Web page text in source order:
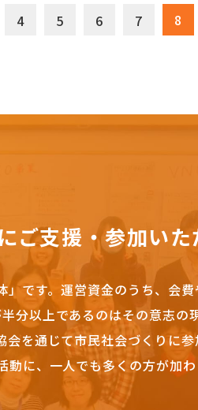
4 5 6 7 8
ご支援・参加い
です。 運営資金のうち、会費
分以上であるのはその意志の
を通じて市民社会づくりに参
に、一人でも多くの方が加わ